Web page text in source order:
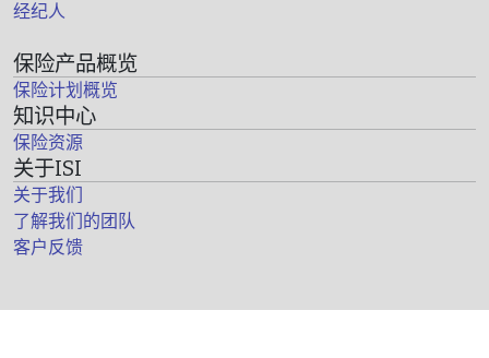
经纪人
保险产品概览
保险计划概览
知识中心
保险资源
关于ISI
关于我们
了解我们的团队
客户反馈